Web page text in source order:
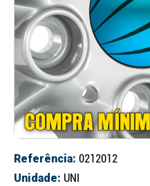
Referência: 0212012
Unidade: UNI